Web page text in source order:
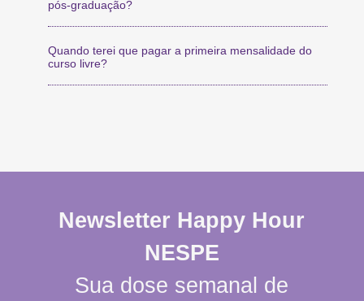
pós-graduação?
Quando terei que pagar a primeira mensalidade do
curso livre?
Newsletter Happy Hour
NESPE
Sua dose semanal de